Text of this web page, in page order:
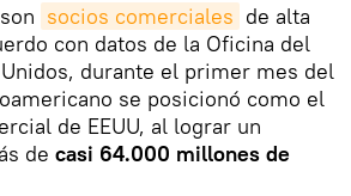
socios comerciales de alta
con datos de la Oficina del
durante el primer mes del
se posicionó como el
de EEUU, al lograr un
de casi 64.000 millones de